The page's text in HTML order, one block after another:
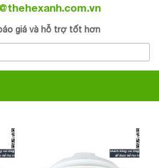
giá và hỗ trợ tốt hơn